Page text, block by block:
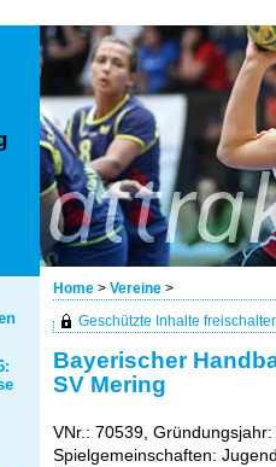
Home > Vereine >
Geschützte Inhalte
Bayerischer
SV Mering
VNr.: 70539,
Spielgemeinschaften: